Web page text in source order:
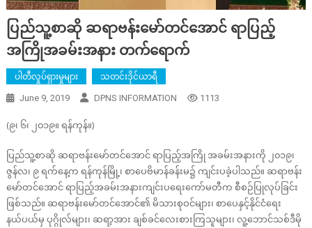
ပြည်သူ့စာဆို ဆရာဗန်းမော်တင်အောင် ရာပြည့်
အကြိုအခမ်းအနား တက်ရောက်
ပါတီလှုပ်ရှားမှုများ သတင်းဒိုင်ယာရီ
June 9, 2019 DPNS INFORMATION 1113
(၉၊ ၆၊ ၂၀၁၉။ ရန်ကုန်။)
ပြည်သူ့စာဆို ဆရာဗန်းမော်တင်အောင် ရာပြည့်အကြို အခမ်းအနားကို ၂၀၁၉၊
ဇွန်လ၊ ၉ ရက်နေ့က ရန်ကုန်မြို့၊ စာပေဗိမာန်ခန်းမ၌ ကျင်းပခဲ့ပါသည်။ ဆရာဗန်း
မော်တင်အောင် ရာပြည့်အခမ်းအနားကျင်းပရေးကော်မတီက စီစဉ်ပြုလုပ်ခြင်း
ဖြစ်သည်။ ဆရာဗန်းမော်တင်အောင်၏ မိသားစုဝင်များ၊ စာပေနှင့်နိုင်ငံရေး
နယ်ပယ်မှ ပုဂ္ဂိုလ်များ၊ ဆရာ့အား ချစ်ခင်လေးစားကြသူများ၊ လူ့ဘောင်သစ်ဒီမို